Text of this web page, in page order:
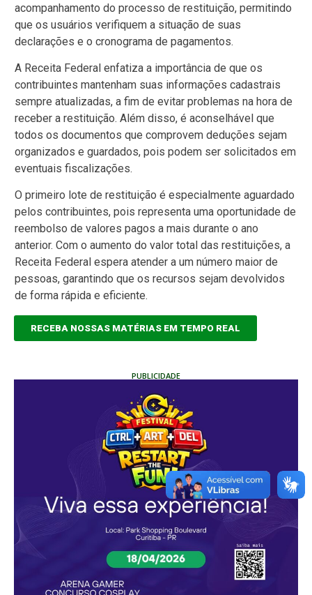
acompanhamento do processo de restituição, permitindo
que os usuários verifiquem a situação de suas
declarações e o cronograma de pagamentos.
A Receita Federal enfatiza a importância de que os
contribuintes mantenham suas informações cadastrais
sempre atualizadas, a fim de evitar problemas na hora de
receber a restituição. Além disso, é aconselhável que
todos os documentos que comprovem deduções sejam
organizados e guardados, pois podem ser solicitados em
eventuais fiscalizações.
O primeiro lote de restituição é especialmente aguardado
pelos contribuintes, pois representa uma oportunidade de
reembolso de valores pagos a mais durante o ano
anterior. Com o aumento do valor total das restituições, a
Receita Federal espera atender a um número maior de
pessoas, garantindo que os recursos sejam devolvidos
de forma rápida e eficiente.
RECEBA NOSSAS MATÉRIAS EM TEMPO REAL
PUBLICIDADE